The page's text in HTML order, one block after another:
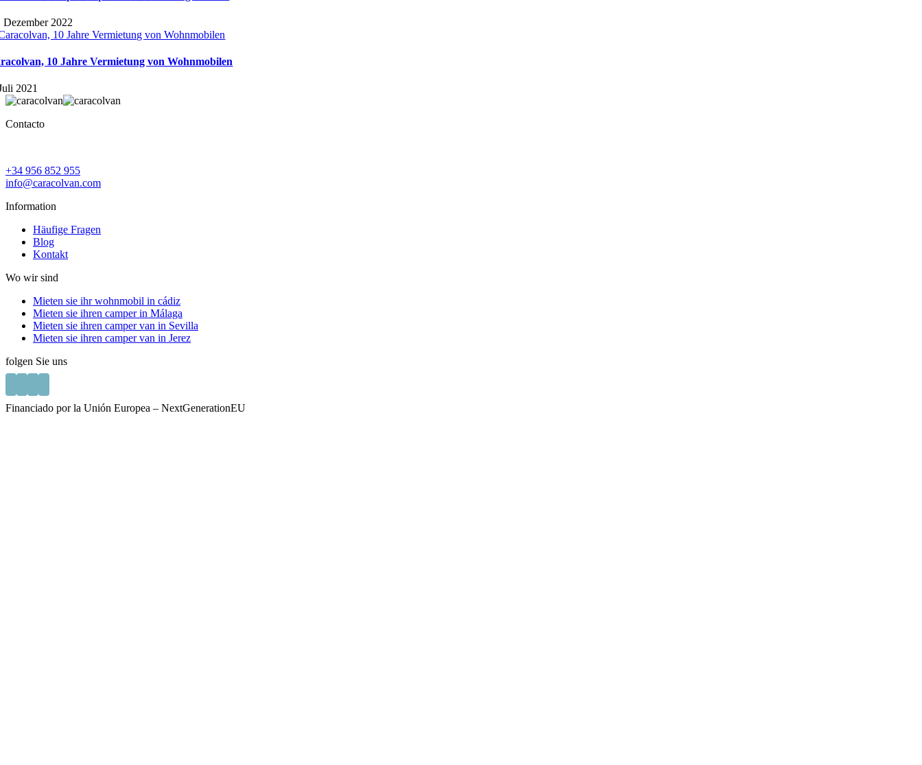
Dezember 2022
10 Jahre Vermietung von Wohnmobilen
2021
Contacto
+34 956 852 955
info@caracolvan.com
Information
Häufige Fragen
Blog
Kontakt
Wo wir sind
Mieten sie ihr wohnmobil in cádiz
Mieten sie ihren camper in Málaga
Mieten sie ihren camper van in Sevilla
Mieten sie ihren camper van in Jerez
folgen Sie uns
Financiado por la Unión Europea – NextGenerationEU